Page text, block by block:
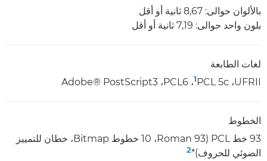
بالألوان حوالى: 8,67 ثانية أو أقل
بلون واحد حوالى: 7,19 ثانية أو أقل
لغات الطابعة
UFRII‏، PCL 5c‏
1‏، PCL6‏، Adobe® PostScript3‏
الخطوط
93 خط PCL ‏(93 ‎Roman، ‏10 خطوط Bitmap،‏ خطان للتمييز
الضوئي للحروف)*2